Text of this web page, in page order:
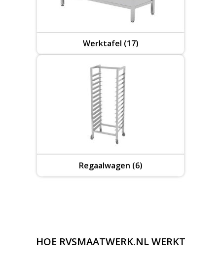
Werktafel (17)
Regaalwagen (6)
HOE RVSMAATWERK.NL WERKT